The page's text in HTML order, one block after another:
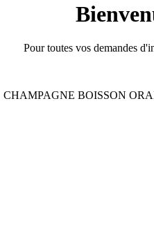
Pour toutes vos demandes
BOISSON